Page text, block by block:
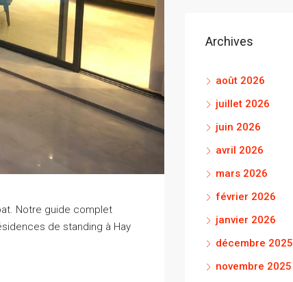
Notre guide complet
de standing à Hay
Archives
août 2026
juillet 2026
juin 2026
avril 2026
mars 2026
février 2026
janvier 2026
décembre 2025
novembre 2025